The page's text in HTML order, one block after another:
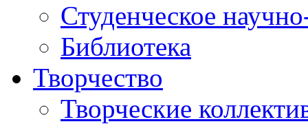
Студенческое
Библиотека
Творчество
Творческие